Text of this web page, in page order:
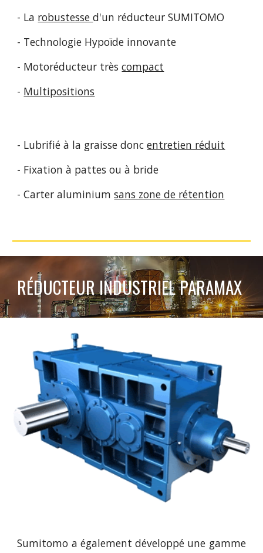
- La robustessed'un réducteurSUMITOMO
- Technologie Hypoïde innovante
- Motoréducteur trèscompact
- Multipositions
- Lubrifié à la graisse doncentretien réduit
- Fixation à pattes ou à bride
- Carter aluminiumsans zone de rétention
RÉDUCTEUR INDUSTRIEL PARAMAX
Sumitomo a également développé une gamme